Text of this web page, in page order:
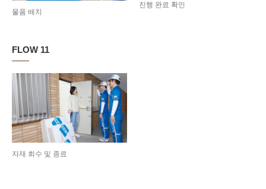
물품 배치
진행 완료 확인
FLOW 11
자재 회수 및 종료